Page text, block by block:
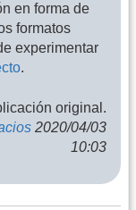
en forma de
formatos
experimentar
.
original.
2020/04/03
10:03